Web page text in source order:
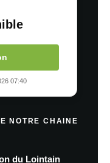
07:40
NOTRE CHAINE
du Lointain